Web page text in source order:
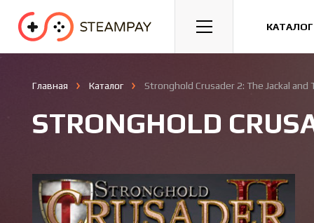
Спорт Гонки Казуальные
Главная Каталог Stronghold Crusader 2: The Jackal and
STRONGHOLD